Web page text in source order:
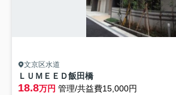
文京区水道
ＬＵＭＥＥＤ飯田橋
18.8万円 管理/共益費15,000円